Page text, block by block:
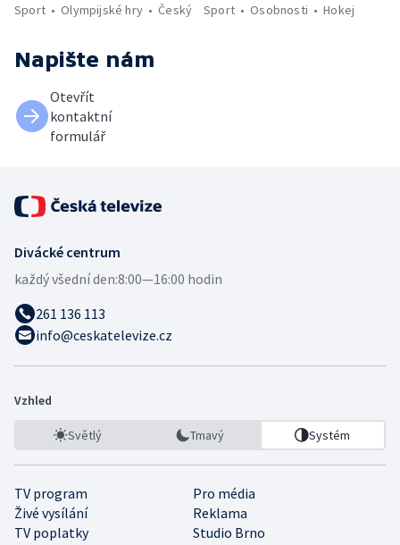
Sport
Olympijské hry Český
Sport
Osobnosti Hokej
Napište nám
Otevřít
kontaktní
formulář
Divácké centrum
každý všední den:8:00—16:00 hodin
261 136 113
info@ceskatelevize.cz
Vzhled
Světlý Tmavý Systém
TV program
Pro média
Živé vysílání
Reklama
TV poplatky
Studio Brno